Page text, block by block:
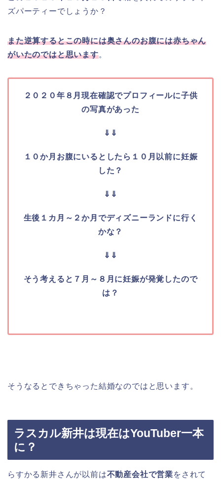
ズパーティーでしょうか？
また逆算するとこの時には奥さんのお腹には赤ちゃん
がいたのではと思います。
２０２０年８月現在確認でプロフィールに子供
の写真があった
⇓⇓
１０か月お腹にいるとしたら１０月以前に妊娠
した？
⇓⇓
生後１カ月～２か月でディズニーランドに行く
かな？
⇓⇓
そう考えると７月～８月に妊娠が発覚したので
は？
そうなるとできちゃった結婚なのではと思います。
ラスカル新井は現在はYouTuber一本
に？
らすかる新井さんが以前は不動産会社で営業をされて